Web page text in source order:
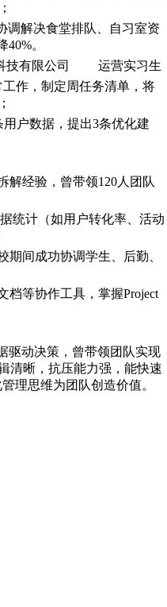
调解决食堂排队、自习室资
。
技有限公司
运营实习生
作，制定周任务清单，将
户数据，提出3条优化建
解经验，曾带领120人团队
统计（如用户转化率、活动
期间成功协调学生、后勤、
档等协作工具，掌握Project
驱动决策，曾带领团队实现
清晰，抗压能力强，能快速
理思维为团队创造价值。